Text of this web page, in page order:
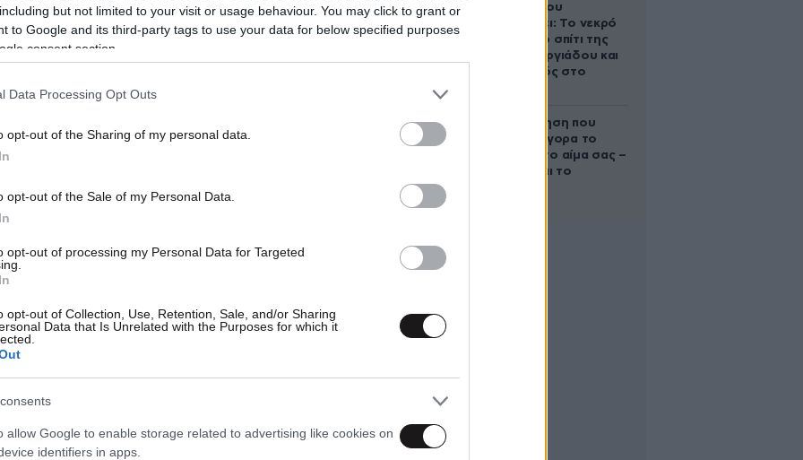
but not limited to your visit or usage behaviour. You may click to grant or
to Google and its third-party tags to use your data for below specified purposes
consent section.
Data Processing Opt Outs
opt-out of the Sharing of my personal data.
opt-out of the Sale of my Personal Data.
opt-out of processing my Personal Data for Targeted
opt-out of Collection, Use, Retention, Sale, and/or Sharing
Data that Is Unrelated with the Purposes for which it
allow Google to enable storage related to advertising like cookies on
identifiers in apps.
στηρίζει την ιδέα ενός συλλογικού
Τζώρτζογλου
αποκαλύπτει: Το νεκρό
έμβρυο στο σπίτι της
Μαρίας Γεωργιάδου και
ο εγκλεισμός στο
Η απλή άσκηση που
μειώνει γρήγορα το
σάκχαρο στο αίμα σας –
Και δεν είναι το